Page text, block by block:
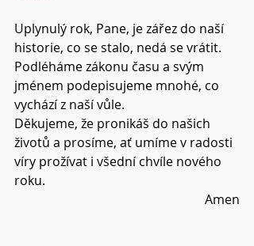
Uplynulý rok, Pane, je zářez do naší
historie, co se stalo, nedá se vrátit.
Podléháme zákonu času a svým
jménem podepisujeme mnohé, co
vychází z naší vůle.
Děkujeme, že pronikáš do našich
životů a prosíme, ať umíme v radosti
víry prožívat i všední chvíle nového
roku.
Amen